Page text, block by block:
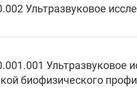
Ультразвуковое
Ультразвуковое
биофизического